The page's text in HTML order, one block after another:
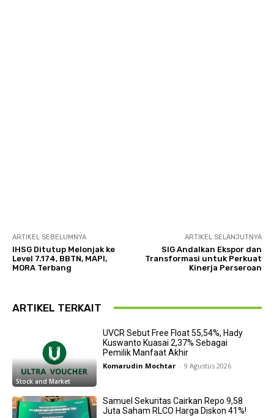
ARTIKEL SEBELUMNYA
IHSG Ditutup Melonjak ke
Level 7.174, BBTN, MAPI,
MORA Terbang
ARTIKEL SELANJUTNYA
SIG Andalkan Ekspor dan
Transformasi untuk Perkuat
Kinerja Perseroan
ARTIKEL TERKAIT
Stock and Market
UVCR Sebut Free Float 55,54%, Hady
Kuswanto Kuasai 2,37% Sebagai
Pemilik Manfaat Akhir
Komarudin Mochtar - 9 Agustus 2026
Samuel Sekuritas Cairkan Repo 9,58
Juta Saham RLCO Harga Diskon 41%!